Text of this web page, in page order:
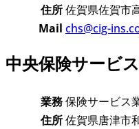
住所佐賀県佐賀市
Mail chs@cig-
中央保険サービ
業務保険サービス
住所佐賀県唐津市